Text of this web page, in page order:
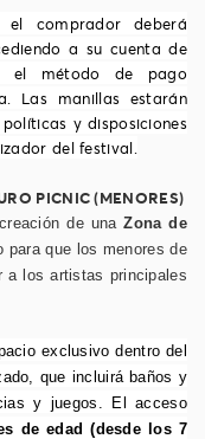
comprador deberá
a su cuenta de
el método de pago
Las manillas estarán
y disposiciones
del festival.
PICNIC (MENORES)
de unaZona de
para que los menores de
a los artistas principales
exclusivo dentro del
que incluirá baños y
y juegos. El acceso
de edad (desde los 7